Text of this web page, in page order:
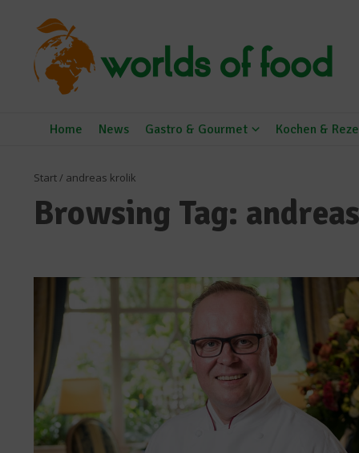
Home News Gastro & Gourmet Kochen &
Start/ andreas krolik
Browsing Tag: